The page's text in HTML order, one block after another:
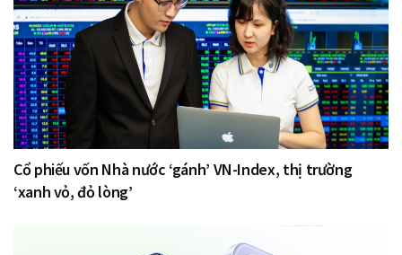
Cổ phiếu vốn Nhà nước ‘gánh’ VN-Index, thị trường
‘xanh vỏ, đỏ lòng’